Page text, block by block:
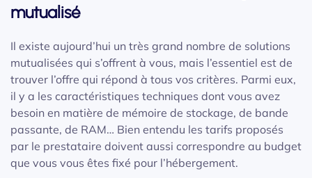
mutualisé
Il existe aujourd’hui un très grand nombre de solutions
mutualisées qui s’offrent à vous, mais l’essentiel est de
trouver l’offre qui répond à tous vos critères. Parmi eux,
il y a les caractéristiques techniques dont vous avez
besoin en matière de mémoire de stockage, de bande
passante, de RAM… Bien entendu les tarifs proposés
par le prestataire doivent aussi correspondre au budget
que vous vous êtes fixé pour l’hébergement.